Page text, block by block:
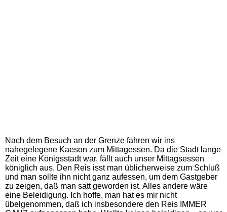
Nach dem Besuch an der Grenze fahren wir ins
nahegelegene Kaeson zum Mittagessen. Da die Stadt lange
Zeit eine Königsstadt war, fällt auch unser Mittagsessen
königlich aus. Den Reis isst man üblicherweise zum Schluß
und man sollte ihn nicht ganz aufessen, um dem Gastgeber
zu zeigen, daß man satt geworden ist. Alles andere wäre
eine Beleidigung. Ich hoffe, man hat es mir nicht
übelgenommen, daß ich insbesondere den Reis IMMER